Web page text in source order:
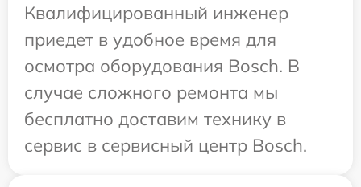
Квалифицированный инженер
приедет в удобное время для
осмотра оборудования Bosch. В
случае сложного ремонта мы
бесплатно доставим технику в
сервис в сервисный центр Bosch.